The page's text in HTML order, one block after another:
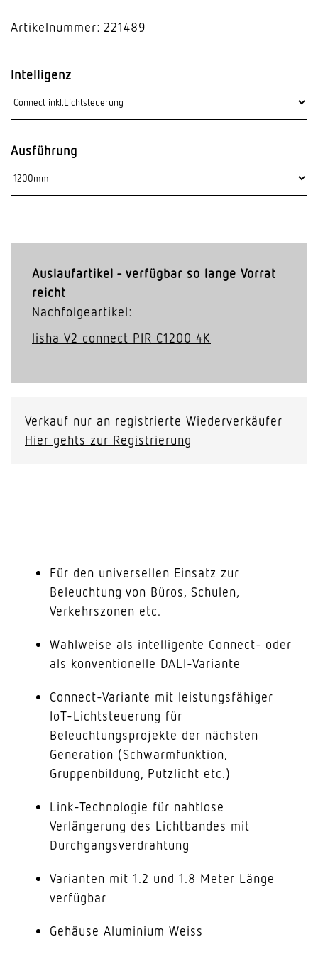
Artikelnummer: 221489
Intelligenz
Ausführung
Auslaufartikel - verfügbar so lange Vorrat
reicht
Nachfolgeartikel:
lisha V2 connect PIR C1200 4K
Verkauf nur an registrierte Wiederverkäufer
Hier gehts zur Registrierung
Für den universellen Einsatz zur
Beleuchtung von Büros, Schulen,
Verkehrszonen etc.
Wahlweise als intelligente Connect- oder
als konventionelle DALI-Variante
Connect-Variante mit leistungsfähiger
IoT-Lichtsteuerung für
Beleuchtungsprojekte der nächsten
Generation (Schwarmfunktion,
Gruppenbildung, Putzlicht etc.)
Link-Technologie für nahtlose
Verlängerung des Lichtbandes mit
Durchgangsverdrahtung
Varianten mit 1.2 und 1.8 Meter Länge
verfügbar
Gehäuse Aluminium Weiss